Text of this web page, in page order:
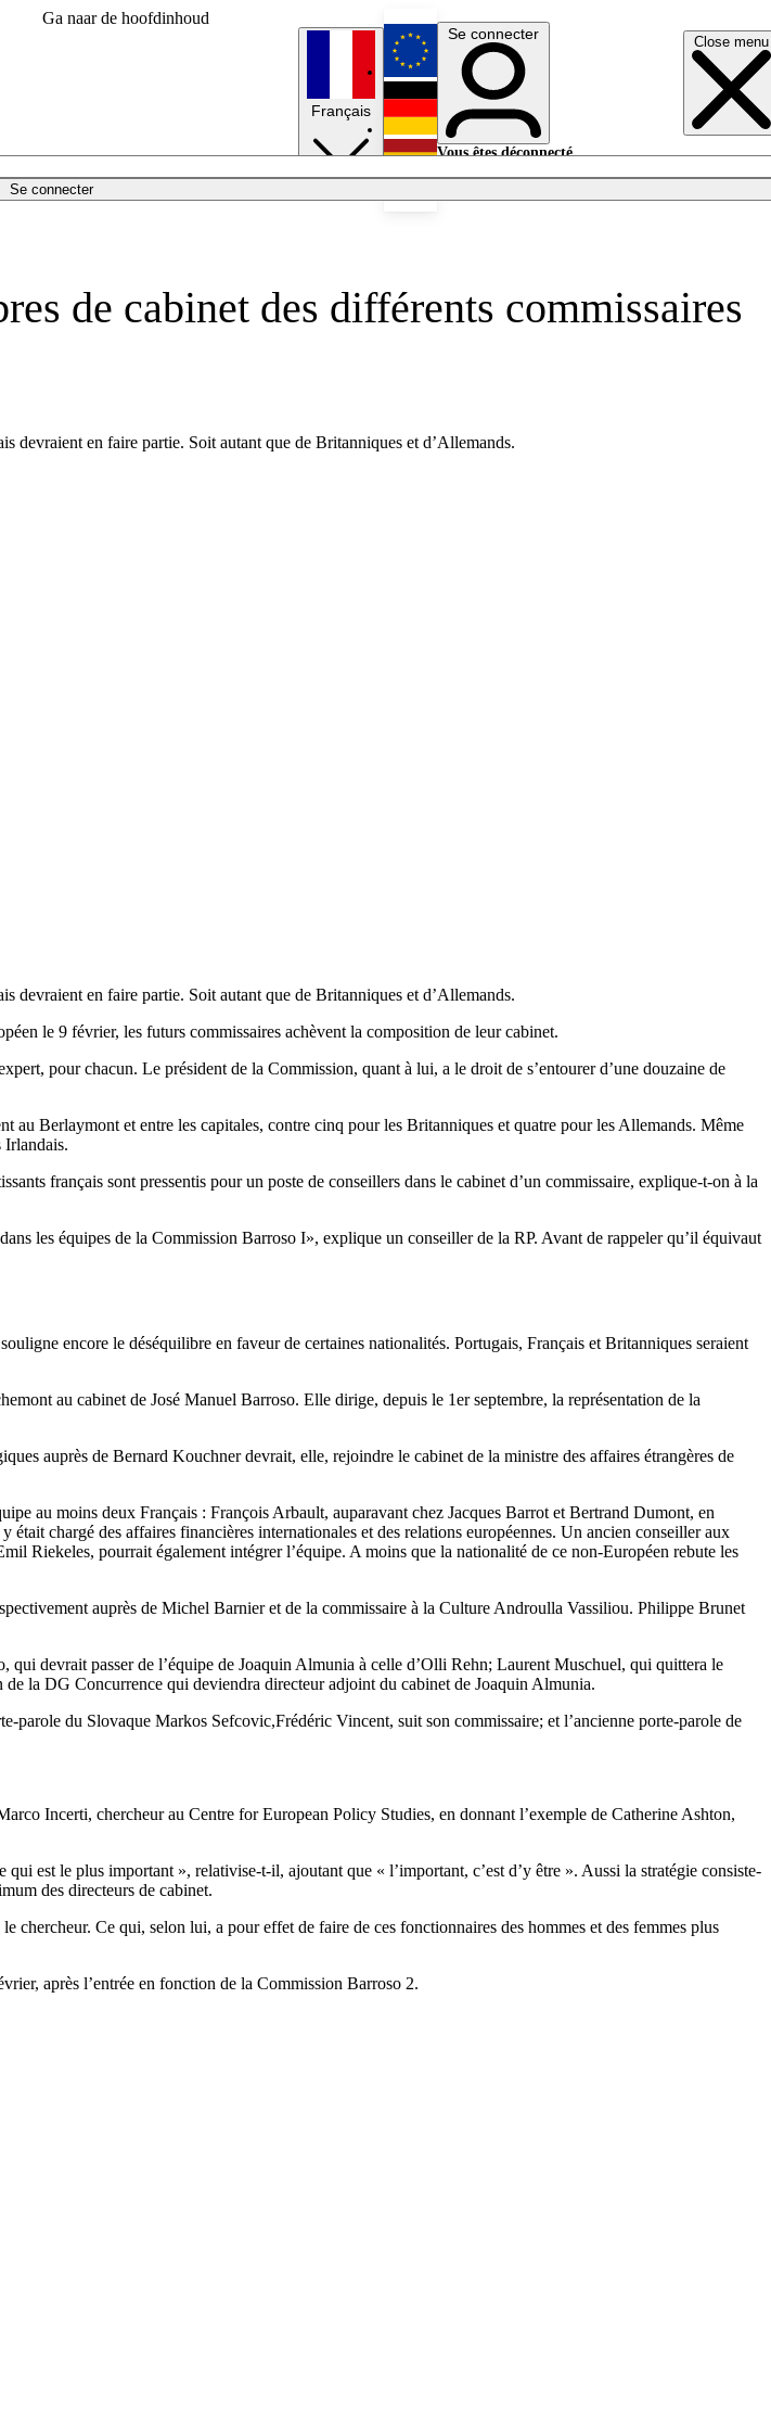
Ga naar de hoofdinhoud
Close menu
Se connecter
Français
English
Deutsch
Se connecter
Vous êtes déconnecté.
de cabinet des différents commissaires
devraient en faire partie. Soit autant que de Britanniques et d’Allemands.
devraient en faire partie. Soit autant que de Britanniques et d’Allemands.
le 9 février, les futurs commissaires achèvent la composition de leur cabinet.
pour chacun. Le président de la Commission, quant à lui, a le droit de s’entourer d’une douzaine de
Berlaymont et entre les capitales, contre cinq pour les Britanniques et quatre pour les Allemands. Même
Irlandais.
français sont pressentis pour un poste de conseillers dans le cabinet d’un commissaire, explique-t-on à la
les équipes de la Commission Barroso I», explique un conseiller de la RP. Avant de rappeler qu’il équivaut
encore le déséquilibre en faveur de certaines nationalités. Portugais, Français et Britanniques seraient
au cabinet de José Manuel Barroso. Elle dirige, depuis le 1er septembre, la représentation de la
auprès de Bernard Kouchner devrait, elle, rejoindre le cabinet de la ministre des affaires étrangères de
au moins deux Français : François Arbault, auparavant chez Jacques Barrot et Bertrand Dumont, en
chargé des affaires financières internationales et des relations européennes. Un ancien conseiller aux
Riekeles, pourrait également intégrer l’équipe. A moins que la nationalité de ce non-Européen rebute les
auprès de Michel Barnier et de la commissaire à la Culture Androulla Vassiliou. Philippe Brunet
devrait passer de l’équipe de Joaquin Almunia à celle d’Olli Rehn; Laurent Muschuel, qui quittera le
la DG Concurrence qui deviendra directeur adjoint du cabinet de Joaquin Almunia.
du Slovaque Markos Sefcovic,Frédéric Vincent, suit son commissaire; et l’ancienne porte-parole de
Incerti, chercheur au Centre for European Policy Studies, en donnant l’exemple de Catherine Ashton,
est le plus important », relativise-t-il, ajoutant que « l’important, c’est d’y être ». Aussi la stratégie consiste-
des directeurs de cabinet.
Ce qui, selon lui, a pour effet de faire de ces fonctionnaires des hommes et des femmes plus
après l’entrée en fonction de la Commission Barroso 2.